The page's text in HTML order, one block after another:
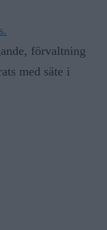
förvaltning
med säte i